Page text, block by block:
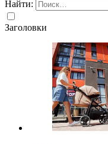
Найти:
Заголовки